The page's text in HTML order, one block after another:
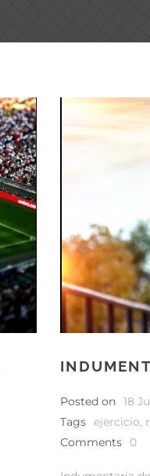
Posted on 18
Tags ejercicio,
Comments
0